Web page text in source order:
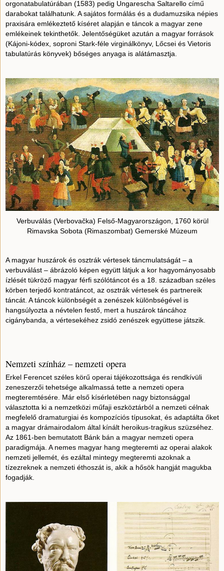
orgonatabulatúrában (1583) pedig Ungarescha Saltarello című
darabokat találhatunk. A sajátos formálás és a dudamuzsika népies
praxisára emlékeztető kíséret alapján e táncok a magyar zene
emlékeinek tekinthetők. Jelentőségüket azután a magyar források
(Kájoni-kódex, soproni Stark-féle virginálkönyv, Lőcsei és Vietoris
tabulatúrás könyvek) bőséges anyaga is alátámasztja.
Verbuválás (Verbovačka) Felső-Magyarországon, 1760 körül
Rimavska Sobota (Rimaszombat) Gemerské Múzeum
A magyar huszárok és osztrák vértesek táncmulatságát – a
verbuválást – ábrázoló képen együtt látjuk a kor hagyományosabb
ízlését tükröző magyar férfi szólótáncot és a 18. században széles
körben terjedő kontratáncot, az osztrák vértesek és partnereik
táncát. A táncok különbségét a zenészek különbségével is
hangsúlyozta a névtelen festő, mert a huszárok táncához
cigánybanda, a vértesekéhez zsidó zenészek együttese játszik.
Nemzeti színház – nemzeti opera
Erkel Ferencet széles körű operai tájékozottsága és rendkívüli
zeneszerzői tehetsége alkalmassá tette a nemzeti opera
megteremtésére. Már első kísérletében nagy biztonsággal
választotta ki a nemzetközi műfaji eszköztárból a nemzeti célnak
megfelelő dramaturgiai és kompozíciós típusokat, és adaptálta őket
a magyar drámairodalom által kínált heroikus-tragikus szüzséhez.
Az 1861-ben bemutatott Bánk bán a magyar nemzeti opera
paradigmája. A nemes magyar hang megteremti az operai alakok
nemzeti jellemét, és ezáltal mintegy megteremti azoknak a
tízezreknek a nemzeti éthoszát is, akik a hősök hangját magukba
fogadják.